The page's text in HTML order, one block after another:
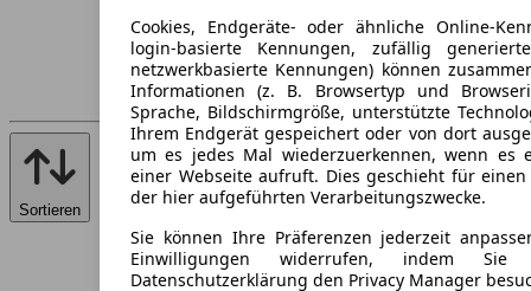
Sortieren
Cookies, Endgeräte- oder ähnliche Online-
login-basierte Kennungen, zufällig
netzwerkbasierte Kennungen) können
Informationen (z. B. Browsertyp und
Sprache, Bildschirmgröße, unterstützte
Ihrem Endgerät gespeichert oder von dort
um es jedes Mal wiederzuerkennen, wenn es
einer Webseite aufruft. Dies geschieht für
der hier aufgeführten Verarbeitungszwecke.
Sie können Ihre Präferenzen jederzeit
Einwilligungen widerrufen, indem
Datenschutzerklärung den Privacy Manager